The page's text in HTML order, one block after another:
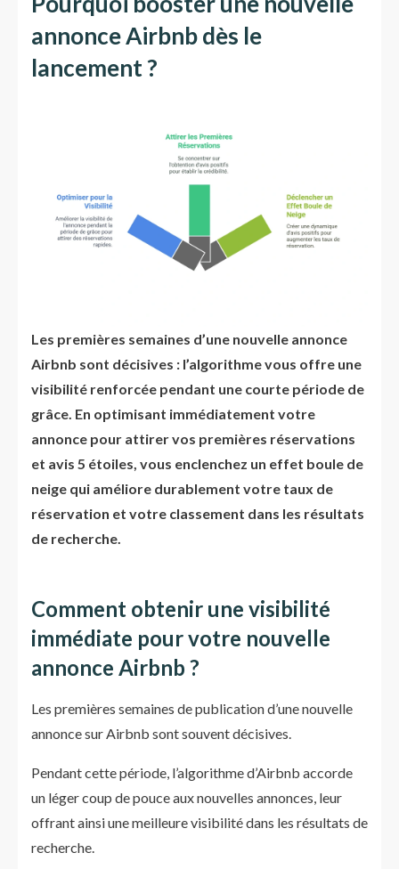
annonce Airbnb dès le
lancement ?
Les premières semaines d’une nouvelle annonce
Airbnb sont décisives : l’algorithme vous offre une
visibilité renforcée pendant une courte période de
grâce. En optimisant immédiatement votre
annonce pour attirer vos premières réservations
et avis 5 étoiles, vous enclenchez un effet boule de
neige qui améliore durablement votre taux de
réservation et votre classement dans les résultats
de recherche.
Comment obtenir une visibilité
immédiate pour votre nouvelle
annonce Airbnb ?
Les premières semaines de publication d’une nouvelle
annonce sur Airbnb sont souvent décisives.
Pendant cette période, l’algorithme d’Airbnb accorde
un léger coup de pouce aux nouvelles annonces, leur
offrant ainsi une meilleure visibilité dans les résultats de
recherche.